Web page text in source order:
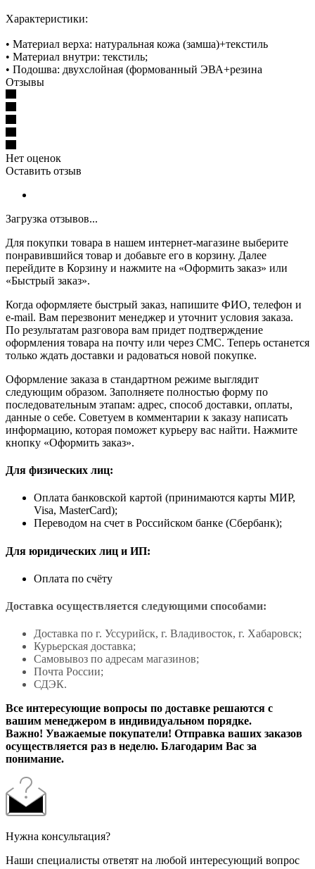
Характеристики:
• Материал верха: натуральная кожа (замша)+текстиль
• Материал внутри: текстиль;
• Подошва: двухслойная (формованный ЭВА+резина
Отзывы
Нет оценок
Оставить отзыв
Загрузка отзывов...
Для покупки товара в нашем интернет-магазине выберите
понравившийся товар и добавьте его в корзину. Далее
перейдите в Корзину и нажмите на «Оформить заказ» или
«Быстрый заказ».
Когда оформляете быстрый заказ, напишите ФИО, телефон и
e-mail. Вам перезвонит менеджер и уточнит условия заказа.
По результатам разговора вам придет подтверждение
оформления товара на почту или через СМС. Теперь останется
только ждать доставки и радоваться новой покупке.
Оформление заказа в стандартном режиме выглядит
следующим образом. Заполняете полностью форму по
последовательным этапам: адрес, способ доставки, оплаты,
данные о себе. Советуем в комментарии к заказу написать
информацию, которая поможет курьеру вас найти. Нажмите
кнопку «Оформить заказ».
Для физических лиц:
Оплата банковской картой (принимаются карты МИР,
Visa, MasterCard);
Переводом на счет в Российском банке (Сбербанк);
Для юридических лиц и ИП:
Оплата по счёту
Доставка осуществляется следующими способами:
Доставка по г. Уссурийск, г. Владивосток, г. Хабаровск;
Курьерская доставка;
Самовывоз по адресам магазинов;
Почта России;
СДЭК.
Все интересующие вопросы по доставке решаются с
вашим менеджером в индивидуальном порядке.
Важно! Уважаемые покупатели! Отправка ваших заказов
осуществляется раз в неделю. Благодарим Вас за
понимание.
Нужна консультация?
Наши специалисты ответят на любой интересующий вопрос